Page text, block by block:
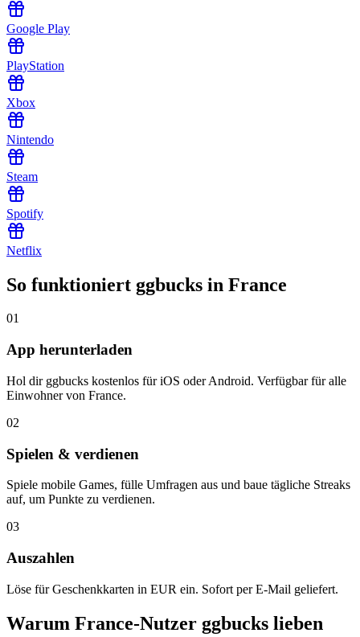
Google Play
PlayStation
Xbox
Nintendo
Steam
Spotify
Netflix
So funktioniert ggbucks in France
01
App herunterladen
Hol dir ggbucks kostenlos für iOS oder Android. Verfügbar für alle
Einwohner von France.
02
Spielen & verdienen
Spiele mobile Games, fülle Umfragen aus und baue tägliche Streaks
auf, um Punkte zu verdienen.
03
Auszahlen
Löse für Geschenkkarten in EUR ein. Sofort per E-Mail geliefert.
Warum France-Nutzer ggbucks lieben